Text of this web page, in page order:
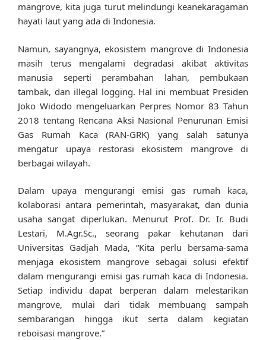
mangrove, kita juga turut melindungi keanekaragaman
hayati laut yang ada di Indonesia.
Namun, sayangnya, ekosistem mangrove di Indonesia
masih terus mengalami degradasi akibat aktivitas
manusia seperti perambahan lahan, pembukaan
tambak, dan illegal logging. Hal ini membuat Presiden
Joko Widodo mengeluarkan Perpres Nomor 83 Tahun
2018 tentang Rencana Aksi Nasional Penurunan Emisi
Gas Rumah Kaca (RAN-GRK) yang salah satunya
mengatur upaya restorasi ekosistem mangrove di
berbagai wilayah.
Dalam upaya mengurangi emisi gas rumah kaca,
kolaborasi antara pemerintah, masyarakat, dan dunia
usaha sangat diperlukan. Menurut Prof. Dr. Ir. Budi
Lestari, M.Agr.Sc., seorang pakar kehutanan dari
Universitas Gadjah Mada, “Kita perlu bersama-sama
menjaga ekosistem mangrove sebagai solusi efektif
dalam mengurangi emisi gas rumah kaca di Indonesia.
Setiap individu dapat berperan dalam melestarikan
mangrove, mulai dari tidak membuang sampah
sembarangan hingga ikut serta dalam kegiatan
reboisasi mangrove.”